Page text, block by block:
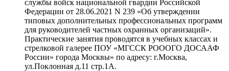
службы войск национальной гвардии Российской
Федерации от 28.06.2021 N 239 «Об утверждении
типовых дополнительных профессиональных программ
для руководителей частных охранных организаций».
Практические занятия проводятся в учебных классах и
стрелковой галерее ПОУ «МГССК РОООГО ДОСААФ
России» города Москвы» по адресу: г.Москва,
ул.Поклонная д.11 стр.1А.